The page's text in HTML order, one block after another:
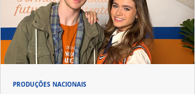
PRODUÇÕES NACIONAIS